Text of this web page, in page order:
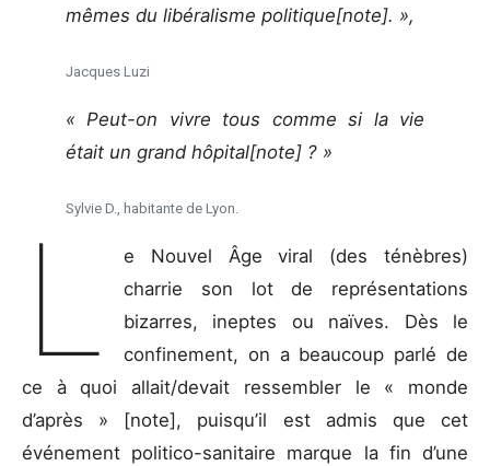
mêmes du libéralisme politique[note]. »,
Jacques Luzi
« Peut-on vivre tous comme si la vie
était un grand hôpital[note] ? »
Sylvie D., habitante de Lyon.
L
e Nouvel Âge viral (des ténèbres)
charrie son lot de représentations
bizarres, ineptes ou naïves. Dès le
confinement, on a beaucoup parlé de
ce à quoi allait/devait ressembler le « monde
d’après » [note], puisqu’il est admis que cet
événement politico-sanitaire marque la fin d’une